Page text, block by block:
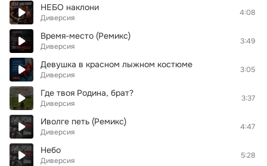
НЕБО наклони
Диверсия
4:08
Время-место (Ремикс)
Диверсия
3:49
Девушка в красном лыжном костюме
Диверсия
3:05
Где твоя Родина, брат?
Диверсия
3:37
Иволге петь (Ремикс)
Диверсия
4:47
Небо
Диверсия
5:28